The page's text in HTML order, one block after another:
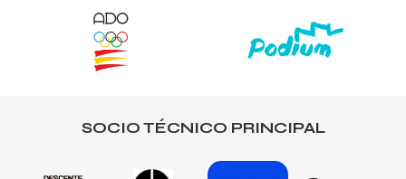
SOCIO TÉCNICO PRINCIPAL